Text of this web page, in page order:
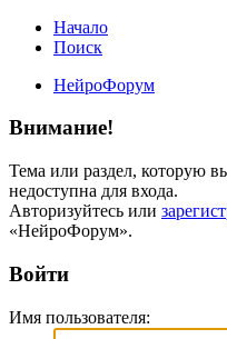
Начало
Поиск
НейроФорум
Внимание!
Тема или раздел, которую
недоступна для входа.
Авторизуйтесь или
«НейроФорум».
Войти
Имя пользователя: